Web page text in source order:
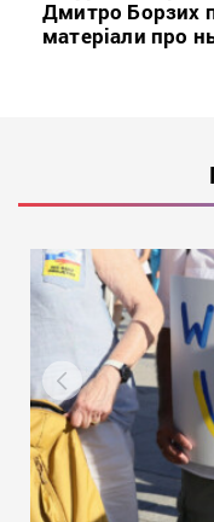
Дмитро Борзих
матеріали про